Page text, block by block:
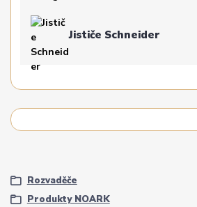
Jističe Schneider
Rozvaděče
Produkty NOARK